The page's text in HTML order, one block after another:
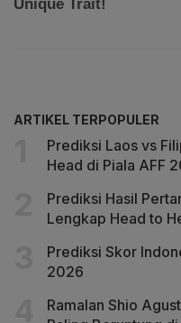
ARTIKEL TERPOPULER
Prediksi Laos vs
Head di Piala AFF
Prediksi Hasil
Lengkap Head to
Prediksi Skor
2026
Ramalan Shio